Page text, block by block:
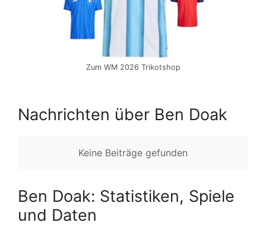
Zum WM 2026 Trikotshop
Nachrichten über Ben Doak
Keine Beiträge gefunden
Ben Doak: Statistiken, Spiele
und Daten